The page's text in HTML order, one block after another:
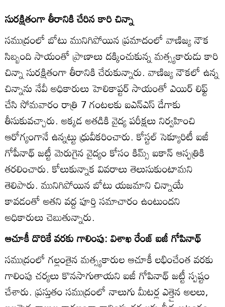
సురక్షితంగా తీరానికి చేరిన కారి చిన్నా
సముద్రంలో బోటు మునిగిపోయిన ప్రమాదంలో వాణిజ్య నౌక
సిబ్బంది సాయంతో ప్రాణాలు దక్కించుకున్న మత్స్యకారుడు కారి
చిన్నా సురక్షితంగా తీరానికి చేరుకున్నారు. వాణిజ్య నౌకలో ఉన్న
చిన్నాను నేవీ అధికారులు హెలికాప్టర్‌ సాయంతో ఎయిర్‌ లిఫ్ట్‌
చేసి సోమవారం రాత్రి 7 గంటలకు ఐఎన్‌ఎస్‌ డేగాకు
తీసుకువచ్చారు. అక్కడ అతడికి వైద్య పరీక్షలు నిర్వహించి
ఆరోగ్యంగానే ఉన్నట్టు ధ్రువీకరించారు. కోస్టల్‌ సెక్యూరిటీ ఐజీ
గోపీనాథ్‌ జట్టీ మెరుగైన వైద్యం కోసం కిమ్స్‌ ఐకాన్‌ ఆస్పత్రికి
తరలించారు. కోలుకున్నాక వివరాలు తెలుసుకుంటామని
తెలిపారు. మునిగిపోయిన బోటు యజమాని చిన్నాయే
కావడంతో అతని వద్ద పూర్తి సమాచారం ఉంటుందని
అధికారులు చెబుతున్నారు.
ఆచూకీ దొరికే వరకు గాలింపు: విశాఖ రేంజ్‌ ఐజీ గోపినాథ్‌
సముద్రంలో గల్లంతైన మత్స్యకారుల ఆచూకీ లభించేంత వరకు
గాలింపు చర్యలు కొనసాగుతాయని ఐజీ గోపినాథ్‌ జట్టీ స్పష్టం
చేశారు. ప్రస్తుతం సముద్రంలో నాలుగు మీటర్ల ఎత్తైన అలలు,